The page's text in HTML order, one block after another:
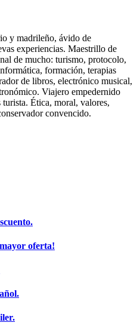
y madrileño, ávido de
experiencias. Maestrillo de
de mucho: turismo, protocolo,
formación, terapias
de libros, electrónico musical,
Viajero empedernido
Ética, moral, valores,
convencido.
oferta!